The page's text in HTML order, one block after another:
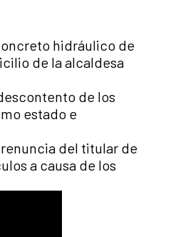
hidráulico de
de la alcaldesa
de los
estado e
renuncia del titular de
a causa de los